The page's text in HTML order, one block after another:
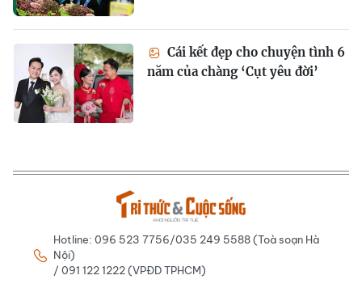
Cái kết đẹp cho chuyện tình 6
năm của chàng ‘Cụt yêu đời’
Hotline: 096 523 7756/035 249 5588 (Toà soạn Hà
Nội)
/ 091 122 1222 (VPĐD TPHCM)